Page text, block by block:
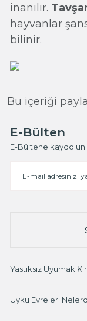
inanılır.
hayvanlar
bilinir.
Bu içeriği
E-Bülten
E-Bültene kaydolun
Yastıksız Uyumak
Uyku Evreleri